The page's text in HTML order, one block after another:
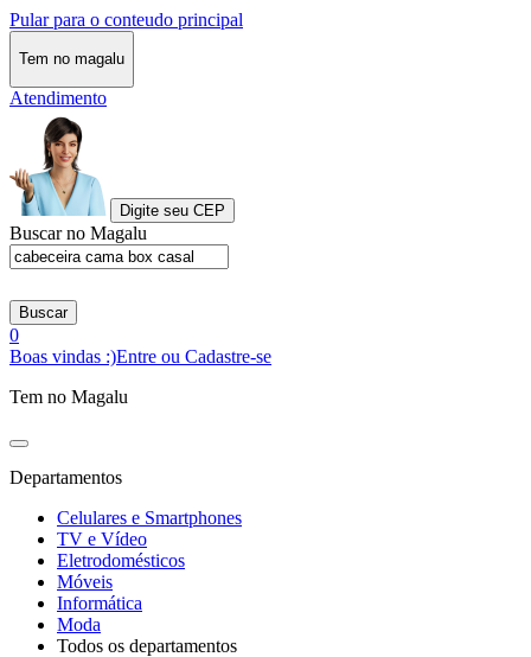
Pular para o conteudo principal
Tem no magalu
Atendimento
Digite seu CEP
Buscar no Magalu
Buscar
0
Boas vindas :)Entre ou Cadastre-se
Tem no Magalu
Departamentos
Celulares e Smartphones
TV e Vídeo
Eletrodomésticos
Móveis
Informática
Moda
Todos os departamentos